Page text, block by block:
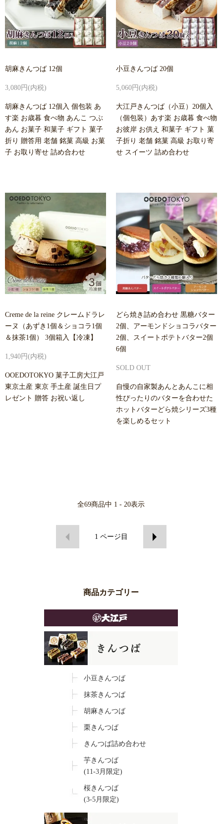
胡麻きんつば 12個
3,080円(内税)
胡麻きんつば 12個入 個包装 あ
す楽 お歳暮 食べ物 あんこ つぶ
あん お菓子 和菓子 ギフト 菓子
折り 贈答用 老舗 銘菓 高級 お菓
子 お取り寄せ 詰め合わせ
小豆きんつば 20個
5,060円(内税)
大江戸きんつば（小豆）20個入
（個包装）あす楽 お歳暮 食べ物
お彼岸 お供え 和菓子 ギフト 菓
子折り 老舗 銘菓 高級 お取り寄
せ スイーツ 詰め合わせ
Creme de la reine クレームドラレ
ーヌ（あずき1個＆ショコラ1個
＆抹茶1個） 3個箱入【冷凍】
1,940円(内税)
OOEDOTOKYO 菓子工房大江戸
東京土産 東京 手土産 誕生日プ
レゼント 贈答 お祝い返し
どら焼き詰め合わせ 黒糖バター
2個、アーモンドショコラバター
2個、スイートポテトバター2個
6個
SOLD OUT
自慢の自家製あんとあんこに相
性ぴったりのバターを合わせた
ホットバターどら焼シリーズ3種
を楽しめるセット
全69商品中 1 - 20表示
1 ページ目
商品カテゴリー
小豆きんつば
抹茶きんつば
胡麻きんつば
栗きんつば
きんつば詰め合わせ
芋きんつば
(11-3月限定)
桜きんつば
(3-5月限定)